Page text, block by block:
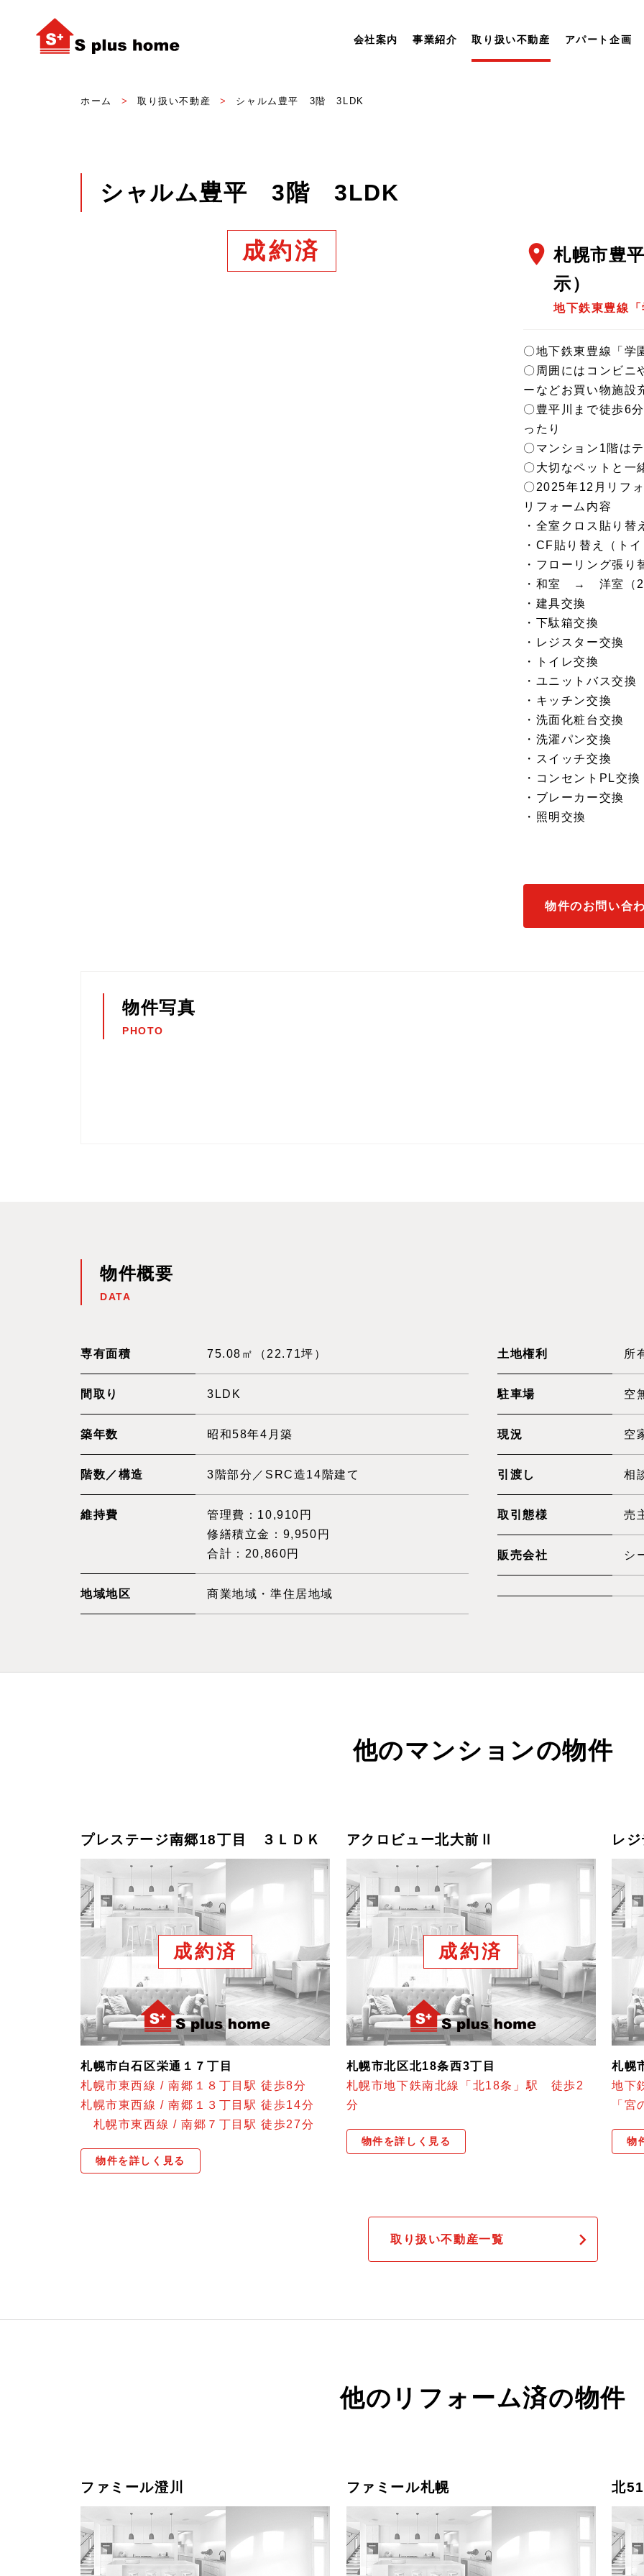
会社案内 事業紹介 取り扱い不動産 アパート企画
ホーム 取り扱い不動産 シャルム豊平 3階 3LDK
シャルム豊平 3階 3LDK
成約済 location_on 札幌市豊
示）
地下鉄東豊線
〇地下鉄東豊線「学
〇周囲にはコンビニ
ーなどお買い物施設
〇豊平川まで徒歩6
ったり
〇マンション1階は
〇大切なペットと
〇2025年12月リフ
リフォーム内容
・全室クロス貼り替
・CF貼り替え（ト
・フローリング張
・和室 → 洋室（2
・建具交換
・下駄箱交換
・レジスター交換
・トイレ交換
・ユニットバス交換
・キッチン交換
・洗面化粧台交換
・洗濯パン交換
・スイッチ交換
・コンセントPL交換
・ブレーカー交換
・照明交換
物件のお問い合
物件写真
PHOTO
物件概要
DATA
専有面積 75.08㎡（22.71坪）
間取り 3LDK
築年数 昭和58年4月築
階数／構造 3階部分／SRC造14階建て
維持費
管理費：10,910円
修繕積立金：9,950円
合計：20,860円
地域地区 商業地域・準住居地域
土地権利 所
駐車場 空
現況 空
引渡し 相
取引態様 売
販売会社 シ
他のマンションの物件
プレステージ南郷18丁目 ３ＬＤＫ
成約済
札幌市白石区栄通１７丁目
札幌市東西線 / 南郷１８丁目駅 徒歩8分
札幌市東西線 / 南郷１３丁目駅 徒歩14分
札幌市東西線 / 南郷７丁目駅 徒歩27分
物件を詳しく見る
アクロビュー北大前Ⅱ
成約済
札幌市北区北18条西3丁目
札幌市地下鉄南北線「北18条」駅 徒歩2
分
物件を詳しく見る
レ
札幌
地下
「
物
取り扱い不動産一覧
他のリフォーム済の物件
ファミール澄川 ファミール札幌 北